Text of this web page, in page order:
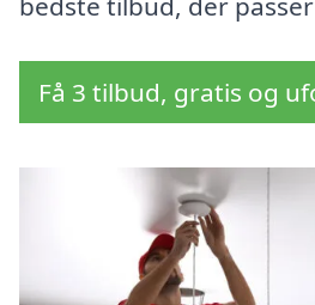
Få 3 tilbud, gratis og